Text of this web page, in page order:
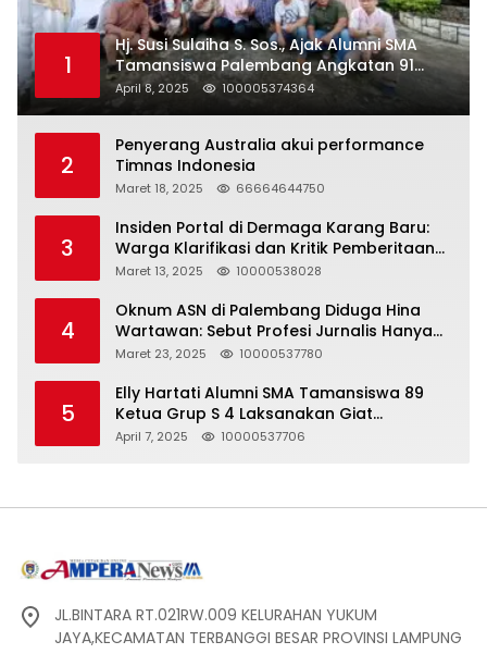
1
Hj. Susi Sulaiha S. Sos., Ajak Alumni SMA
Tamansiswa Palembang Angkatan 91
Halal Bihalal
April 8, 2025 100005374364
2
Penyerang Australia akui performance
Timnas Indonesia
Maret 18, 2025 66664644750
3
Insiden Portal di Dermaga Karang Baru:
Warga Klarifikasi dan Kritik Pemberitaan
yang Tidak Akurat
Maret 13, 2025 10000538028
4
Oknum ASN di Palembang Diduga Hina
Wartawan: Sebut Profesi Jurnalis Hanya
Seharga 2 Liter Bensin, Berujung Dugaan
Maret 23, 2025 10000537780
5
Elly Hartati Alumni SMA Tamansiswa 89
Ketua Grup S 4 Laksanakan Giat
Silaturahmi
April 7, 2025 10000537706
JL.BINTARA RT.021RW.009 KELURAHAN YUKUM
JAYA,KECAMATAN TERBANGGI BESAR PROVINSI LAMPUNG